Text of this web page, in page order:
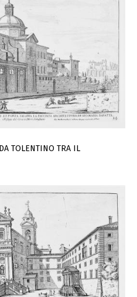
TOLENTINO TRA IL